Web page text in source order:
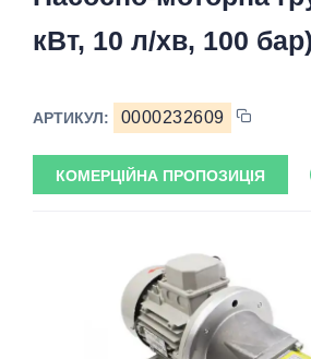
кВт, 10 л/хв, 100 бар)
АРТИКУЛ: 0000232609
КОМЕРЦІЙНА ПРОПОЗИЦІЯ